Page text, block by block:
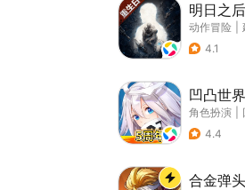
明日之后
动作冒险
4.1
凹凸世界
角色扮演
4.4
合金弹